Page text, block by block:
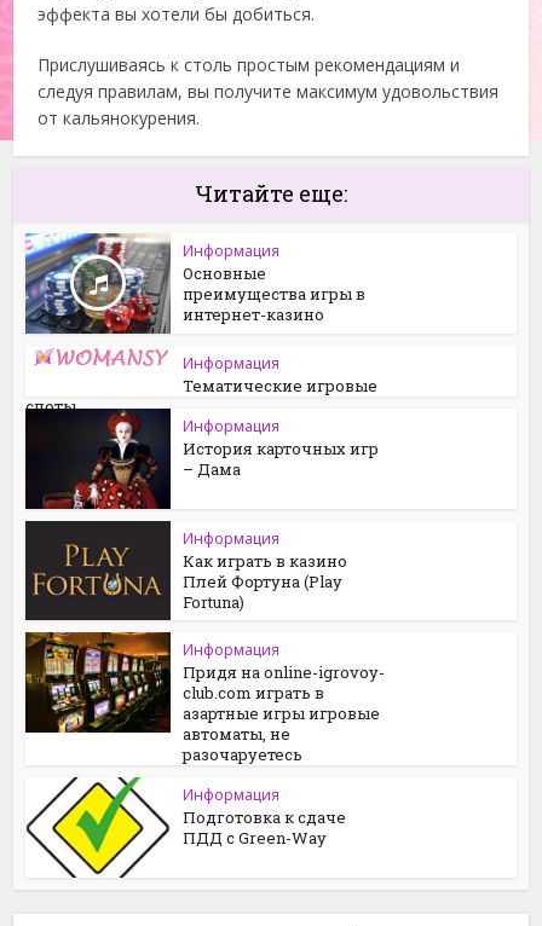
эффекта вы хотели бы добиться.
Прислушиваясь к столь простым рекомендациям и
следуя правилам, вы получите максимум удовольствия
от кальянокурения.
Читайте еще:
Информация
Основные
преимущества игры в
интернет-казино
Информация
Тематические игровые
слоты
Информация
История карточных игр
– Дама
Информация
Как играть в казино
Плей Фортуна (Play
Fortuna)
Информация
Придя на online-igrovoy-
club.com играть в
азартные игры игровые
автоматы, не
разочаруетесь
Информация
Подготовка к сдаче
ПДД с Green-Way